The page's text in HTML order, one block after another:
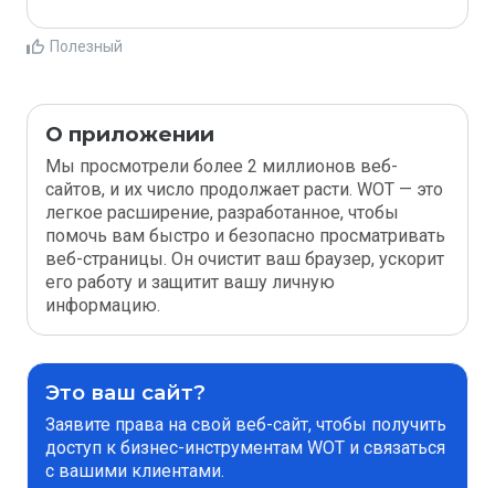
Полезный
О приложении
Мы просмотрели более 2 миллионов веб-
сайтов, и их число продолжает расти. WOT — это
легкое расширение, разработанное, чтобы
помочь вам быстро и безопасно просматривать
веб-страницы. Он очистит ваш браузер, ускорит
его работу и защитит вашу личную
информацию.
Это ваш сайт?
Заявите права на свой веб-сайт, чтобы получить
доступ к бизнес-инструментам WOT и связаться
с вашими клиентами.